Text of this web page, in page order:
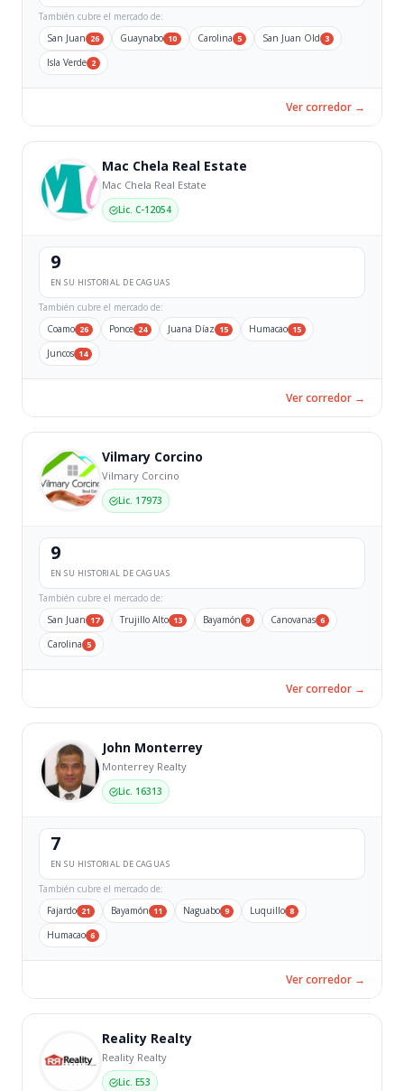
También cubre el mercado de:
San Juan 26 Guaynabo 10 Carolina 5 San Juan Old 3
Isla Verde 2
Ver corredor →
Mac Chela Real Estate
Mac Chela Real Estate
Lic. C-12054
9
EN SU HISTORIAL DE CAGUAS
También cubre el mercado de:
Coamo 26 Ponce 24 Juana Díaz 15 Humacao 15
Juncos 14
Ver corredor →
Vilmary Corcino
Vilmary Corcino
Lic. 17973
9
EN SU HISTORIAL DE CAGUAS
También cubre el mercado de:
San Juan 17 Trujillo Alto 13 Bayamón 9 Canovanas 6
Carolina 5
Ver corredor →
John Monterrey
Monterrey Realty
Lic. 16313
7
EN SU HISTORIAL DE CAGUAS
También cubre el mercado de:
Fajardo 21 Bayamón 11 Naguabo 9 Luquillo 8
Humacao 6
Ver corredor →
Reality Realty
Reality Realty
Lic. E53